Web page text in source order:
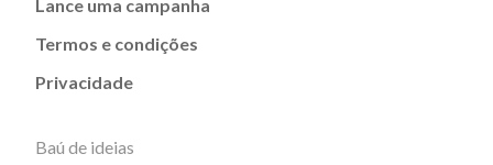
Lance uma campanha
Termos e condições
Privacidade
Baú de ideias